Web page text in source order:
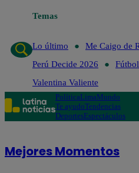
Temas
Lo último
Me Caigo de
Perú Decide 2026
Valentina Valiente
PolíticaLimaMundo
Te ayudoTendencias
DeportesEspectáculos
Mejores Momentos